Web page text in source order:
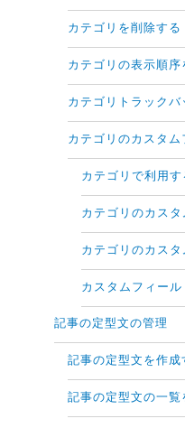
カテゴリを削除する
カテゴリの表示順序
カテゴリトラック
カテゴリのカスタム
カテゴリで利用
カテゴリのカス
カテゴリのカス
カスタムフィー
記事の定型文の管理
記事の定型文を作成
記事の定型文の一覧